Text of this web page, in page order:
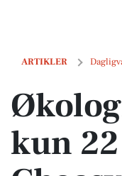
ARTIKLER
Økologisk skyr til
kun